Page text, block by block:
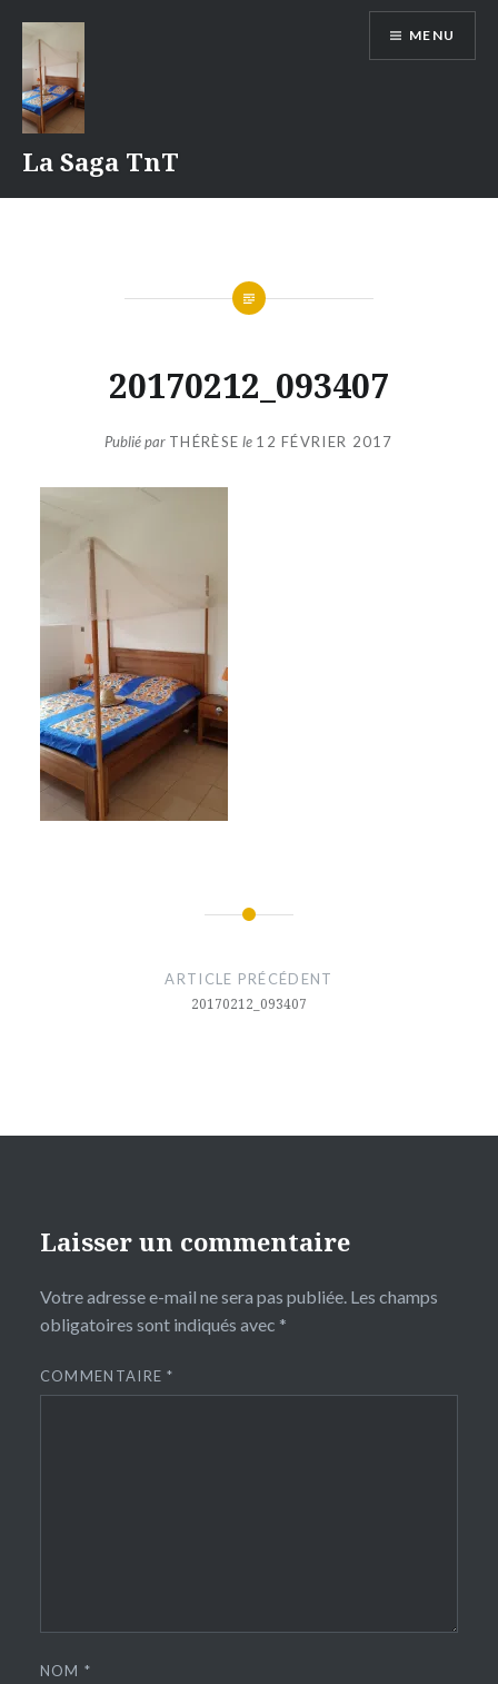
contenu
La Saga TnT
MENU
20170212_093407
Publié par THÉRÈSE le 12 FÉVRIER 2017
ARTICLE PRÉCÉDENT
20170212_093407
Laisser un commentaire
Votre adresse e-mail ne sera pas publiée. Les champs
obligatoires sont indiqués avec *
COMMENTAIRE*
NOM*